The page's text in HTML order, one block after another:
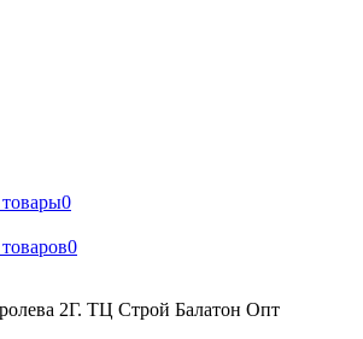
0
0
2Г. ТЦ Строй Балатон Опт